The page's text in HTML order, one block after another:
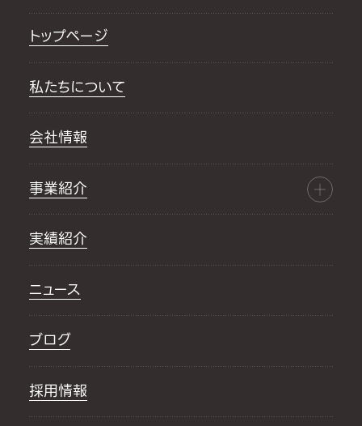
トップページ
私たちについて
会社情報
事業紹介
実績紹介
ニュース
ブログ
採用情報